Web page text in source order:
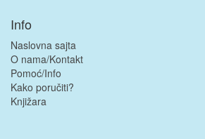
Info
Naslovna sajta
O nama/Kontakt
Pomoć/Info
Kako poručiti?
Knjižara